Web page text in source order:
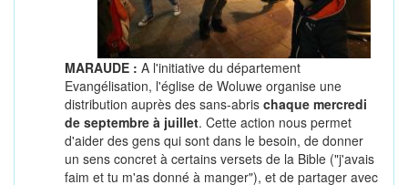
MARAUDE : A l'initiative du département
Evangélisation, l'église de Woluwe organise une
distribution auprès des sans-abris chaque mercredi
de septembre à juillet. Cette action nous permet
d'aider des gens qui sont dans le besoin, de donner
un sens concret à certains versets de la Bible ("j'avais
faim et tu m'as donné à manger"), et de partager avec